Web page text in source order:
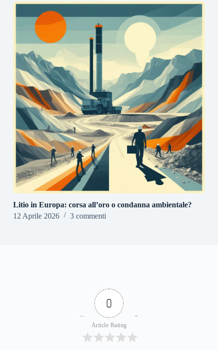
Litio in Europa: corsa all’oro o condanna ambientale?
12 Aprile 2026
3 commenti
0
Article Rating